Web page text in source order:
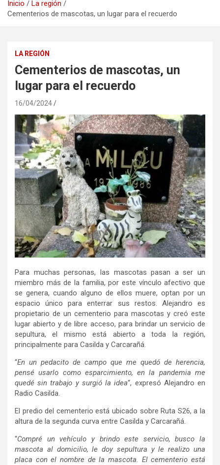
Inicio
La región
Cementerios de mascotas, un lugar para el recuerdo
LA REGIÓN
Cementerios de mascotas, un
lugar para el recuerdo
16/04/2024
Para muchas personas, las mascotas pasan a ser un
miembro más de la familia, por este vínculo afectivo que
se genera, cuando alguno de ellos muere, optan por un
espacio único para enterrar sus restos. Alejandro es
propietario de un cementerio para mascotas y creó este
lugar abierto y de libre acceso, para brindar un servicio de
sepultura, el mismo está abierto a toda la región,
principalmente para Casilda y Carcarañá.
“En un pedacito de campo que me quedó de herencia,
pensé usarlo como esparcimiento, en la pandemia me
quedé sin trabajo y surgió la idea“, expresó Alejandro en
Radio Casilda.
El predio del cementerio está ubicado sobre Ruta S26, a la
altura de la segunda curva entre Casilda y Carcarañá.
“Compré un vehículo y brindo este servicio, busco la
mascota al domicilio, le doy sepultura y le realizo una
placa con el nombre de la mascota. El cementerio está